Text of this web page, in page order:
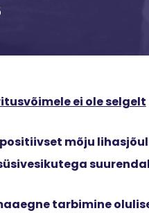
ei ole selgelt
mõju
tarbimine